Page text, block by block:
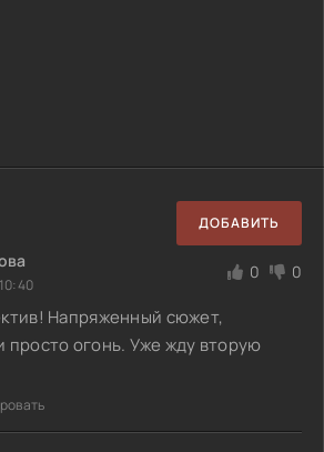
ДОБАВИТЬ
0 0
Напряженный сюжет,
просто огонь. Уже жду вторую